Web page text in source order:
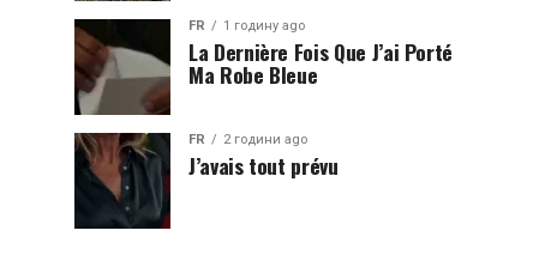
FR 1 годину ago
La Dernière Fois Que J’ai Porté
Ma Robe Bleue
FR 2 години ago
J’avais tout prévu